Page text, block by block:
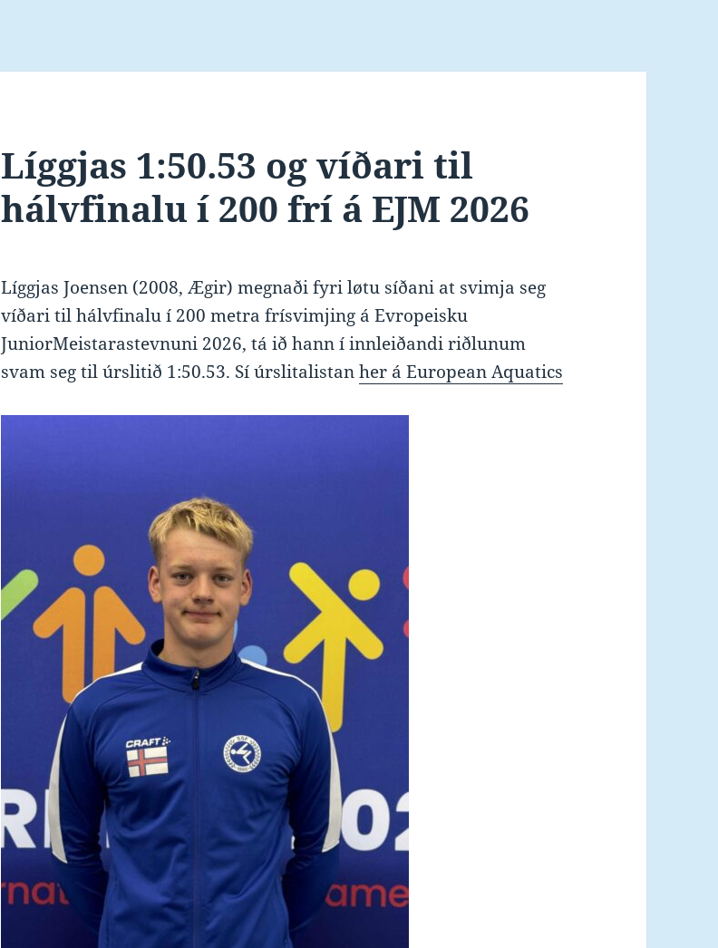
Líggjas 1:50.53 og víðari til
hálvfinalu í 200 frí á EJM 2026
Líggjas Joensen (2008, Ægir) megnaði fyri løtu síðani at svimja seg
víðari til hálvfinalu í 200 metra frísvimjing á Evropeisku
JuniorMeistarastevnuni 2026, tá ið hann í innleiðandi riðlunum
svam seg til úrslitið 1:50.53. Sí úrslitalistanher á European Aquatics